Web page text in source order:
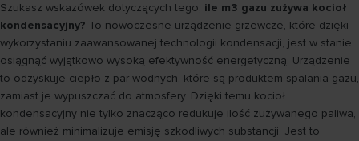
Szukasz wskazówek dotyczących tego, ile m3 gazu zużywa kocioł
kondensacyjny? To nowoczesne urządzenie grzewcze, które dzięki
wykorzystaniu zaawansowanej technologii kondensacji, jest w stanie
osiągnąć wyjątkowo wysoką efektywność energetyczną. Urządzenie
to odzyskuje ciepło z par wodnych, które są produktem spalania gazu,
zamiast je wypuszczać do atmosfery. Dzięki temu kocioł
kondensacyjny nie tylko znacząco redukuje ilość zużywanego paliwa,
ale również minimalizuje emisję szkodliwych substancji. Jest to